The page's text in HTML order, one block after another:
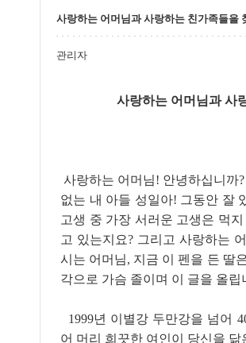
사랑하는 어머님과 사랑하는 친가족들을
관리자
사랑하는 어머님과 사
사랑하는 어머님! 안녕하십니까
없는 내 아들 성일아! 그동안 잘
고생 중 가장 서러운 고생은 먹
고 있는지요? 그리고 사랑하는
시는 어머님, 지금 이 펜을 든 딸
각으로 가슴 졸이며 이 글을 올립
1999년 이별강 두만강을 넘어
어 머리 희끗한 여인이 당신을